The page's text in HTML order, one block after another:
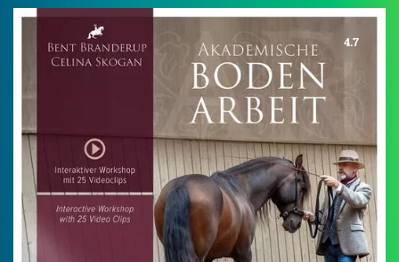
4.7